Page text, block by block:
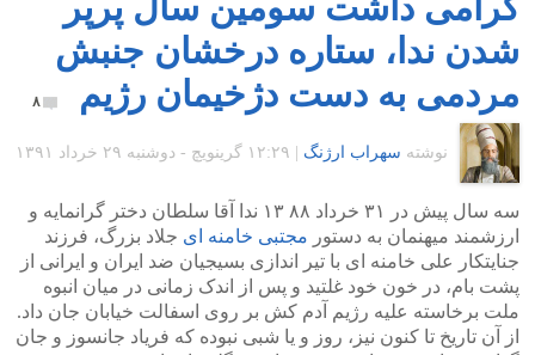
شدن ندا، ستاره درخشان جنبش
مردمی به دست دژخیمان رژیم
۸
نوشته سهراب ارژنگ ۱۲:۲۹ گرينويچ - دوشنبه ۲۹ خرداد ۱۳۹۱
سه سال پیش در ۳۱ خرداد ۸۸ ۱۳ ندا آقا سلطان دختر گرانمایه و
ارزشمند میهنمان به دستور مجتبی خامنه ای جلاد بزرگ، فرزند
جنایتکار علی خامنه ای با تیر اندازی بسیجیان ضد ایران و ایرانی از
پشت بام، در خون خود غلتید و پس از اندک زمانی در میان انبوه
ملت برخاسته علیه رژیم آدم کش بر روی اسفالت خیابان جان داد.
از آن تاریخ تا کنون نیز، روز و یا شبی نبوده که فریاد جانسوز و جان